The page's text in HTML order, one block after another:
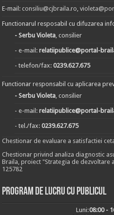
E-mail:consiliu@cjbraila.ro,
Functionarul resposabil cu difuzarea
- Serbu Violeta, consilier
- e-mail:relatiipublice@portal-
- telefon/fax:0239.627.675
Functionar responsabil cu aplicarea
- Serbu Violeta, consilier
- e-mail:relatiipublice@portal-
- tel./fax:0239.627.675
Chestionar de evaluare a satisfactiei
Chestionar privind analiza diagnostic
Braila, proiect "Strategia de dezvoltare
125782
Program de lucru cu publicul
Luni:08:00 -